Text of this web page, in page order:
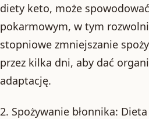
diety keto, może
pokarmowym, w tym
stopniowe zmniejszanie
przez kilka dni, aby dać
adaptację.
2. Spożywanie błonnika: